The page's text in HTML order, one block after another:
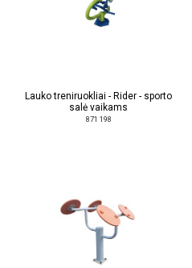
Lauko treniruokliai - Rider - sporto
salė vaikams
871 198